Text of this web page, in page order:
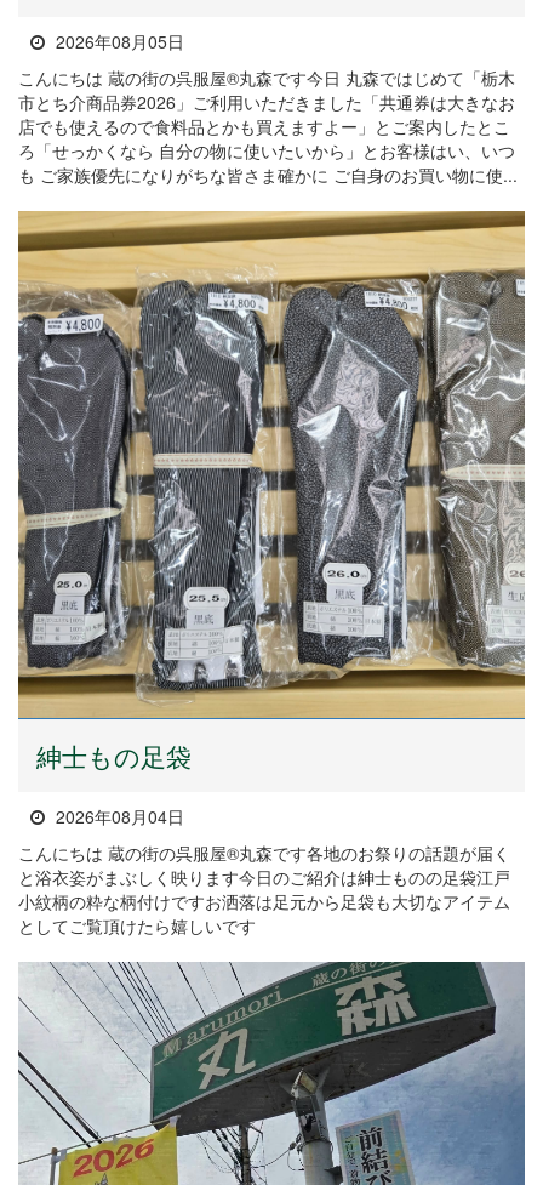
2026年08月05日
こんにちは 蔵の街の呉服屋®丸森です今日 丸森ではじめて「栃木
市とち介商品券2026」ご利用いただきました「共通券は大きなお
店でも使えるので食料品とかも買えますよー」とご案内したとこ
ろ「せっかくなら 自分の物に使いたいから」とお客様はい、いつ
も ご家族優先になりがちな皆さま確かに ご自身のお買い物に使...
紳士もの足袋
2026年08月04日
こんにちは 蔵の街の呉服屋®丸森です各地のお祭りの話題が届く
と浴衣姿がまぶしく映ります今日のご紹介は紳士ものの足袋江戸
小紋柄の粋な柄付けですお洒落は足元から足袋も大切なアイテム
としてご覧頂けたら嬉しいです